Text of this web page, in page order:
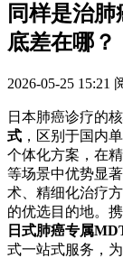
同样是治
底差在哪？
2026-05-25 15:21
日本肺癌诊疗的
式 ，区别于国内
个体化方案，在
等场景中优势显
术、精细化治疗
的优选目的地。
日式肺癌专属
式一站式服务，